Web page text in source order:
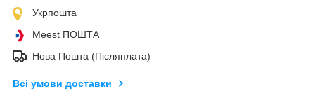
Укрпошта
Meest ПОШТА
Нова Пошта (Післяплата)
Всі умови доставки